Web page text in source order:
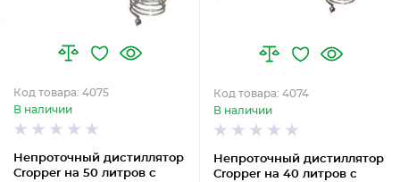
Непроточный дистиллятор
Cropper на 50 литров с
Код товара: 4075
В наличии
Непроточный дистиллятор
Cropper на 40 литров с
Код товара: 4074
В наличии